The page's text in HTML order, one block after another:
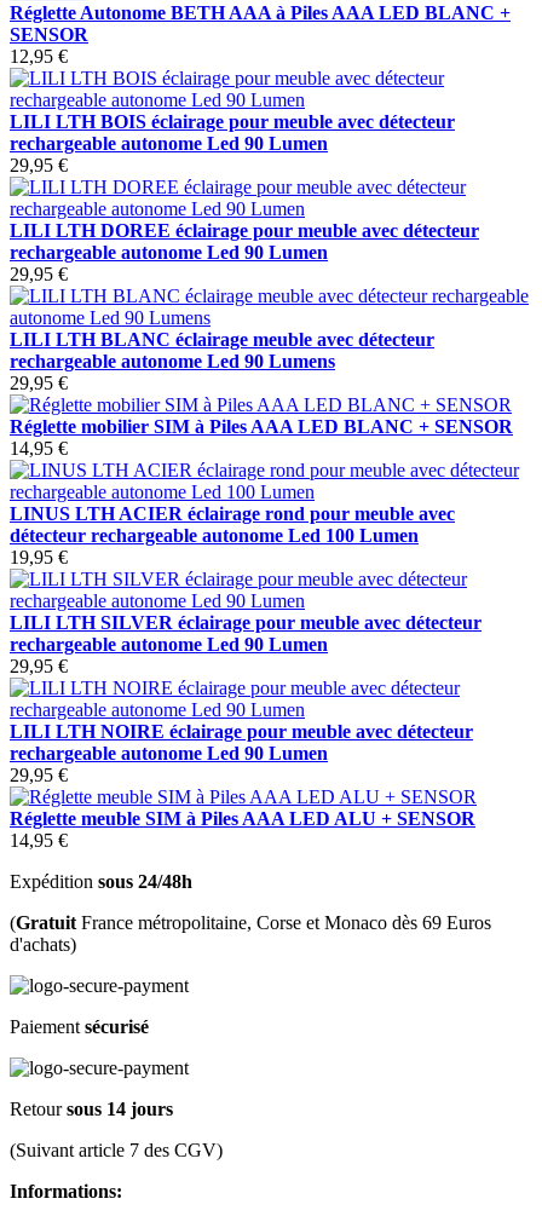
Réglette Autonome BETH AAA à Piles AAA LED BLANC +
SENSOR
12,95 €
LILI LTH BOIS éclairage pour meuble avec détecteur
rechargeable autonome Led 90 Lumen
29,95 €
LILI LTH DOREE éclairage pour meuble avec détecteur
rechargeable autonome Led 90 Lumen
29,95 €
LILI LTH BLANC éclairage meuble avec détecteur
rechargeable autonome Led 90 Lumens
29,95 €
Réglette mobilier SIM à Piles AAA LED BLANC + SENSOR
14,95 €
LINUS LTH ACIER éclairage rond pour meuble avec
détecteur rechargeable autonome Led 100 Lumen
19,95 €
LILI LTH SILVER éclairage pour meuble avec détecteur
rechargeable autonome Led 90 Lumen
29,95 €
LILI LTH NOIRE éclairage pour meuble avec détecteur
rechargeable autonome Led 90 Lumen
29,95 €
Réglette meuble SIM à Piles AAA LED ALU + SENSOR
14,95 €
Expédition sous 24/48h
(Gratuit France métropolitaine, Corse et Monaco dès 69 Euros
d'achats)
Paiement sécurisé
Retoursous 14 jours
(Suivant article 7 des CGV)
Informations: